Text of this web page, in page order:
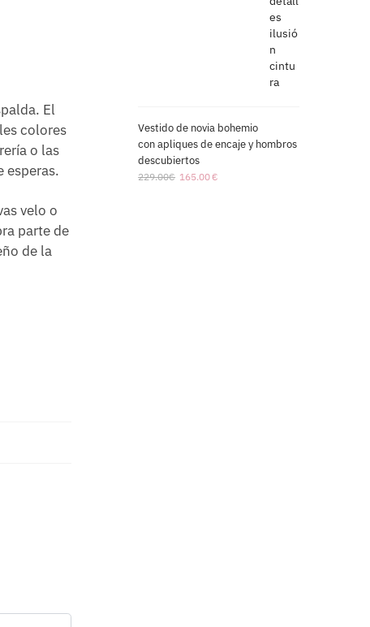
El
colores
o las
esperas.
velo o
parte de
de la
Vestido de novia bohemio
con apliques de encaje y hombros
descubiertos
229.00€ 165.00€